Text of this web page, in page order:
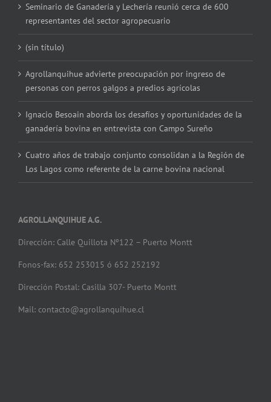
Seminario de Ganadería y Lechería reunió cerca de 600
representantes del sector agropecuario
(sin título)
Agrollanquihue advierte preocupación por ingreso de
personas con perros galgos a predios agrícolas
Ignacio Besoain aborda los desafíos y oportunidades de la
ganadería bovina en entrevista con Campo Sureño
Cuatro años de trabajo conjunto consolidan a la Región de
Los Lagos como referente de la carne bovina nacional
AGROLLANQUIHUE A.G.
Dirección: Calle Quillota Nº122 – Puerto Montt
Fonos-fax: 652 253015 ó 652 252192
Dirección Postal: Casilla 307- Puerto Montt
Mail: contacto@agrollanquihue.cl